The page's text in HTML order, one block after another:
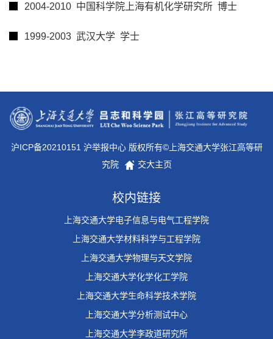
2004-2010 中国科学院上海有机化学研究所 博士
1999-2003 武汉大学 学士
沪ICP备20210151 沪举报中心 版权所有©上海交通大学张江高等研
究院
交大主页
校内链接
上海交通大学电子信息与电气工程学院
上海交通大学材料科学与工程学院
上海交通大学物理与天文学院
上海交通大学化学化工学院
上海交通大学生命科学技术学院
上海交通大学分析测试中心
上海交通大学李政道研究所